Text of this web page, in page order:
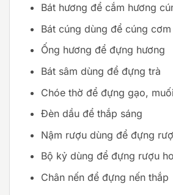
Bát hương để cắm hương
Bát cúng dùng để cúng cơm
Ống hương để đựng hương
Bát sâm dùng để đựng trà
Chóe thờ để đựng gạo,
Đèn dầu để thắp sáng
Nậm rượu dùng để đựng
Bộ kỷ dùng để đựng rượu
Chân nến để đựng nến thắp